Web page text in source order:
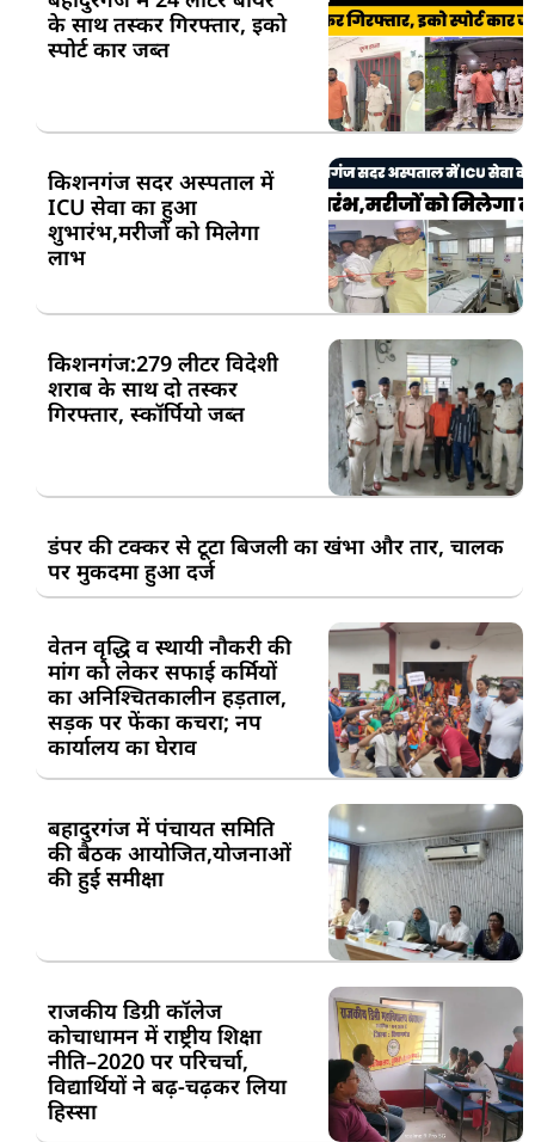
के साथ तस्कर गिरफ्तार, इको
स्पोर्ट कार जब्त
किशनगंज सदर अस्पताल में
ICU सेवा का हुआ
शुभारंभ,मरीजों को मिलेगा
लाभ
किशनगंज:279 लीटर विदेशी
शराब के साथ दो तस्कर
गिरफ्तार, स्कॉर्पियो जब्त
डंपर की टक्कर से टूटा बिजली का खंभा और तार, चालक
पर मुकदमा हुआ दर्ज
वेतन वृद्धि व स्थायी नौकरी की
मांग को लेकर सफाई कर्मियों
का अनिश्चितकालीन हड़ताल,
सड़क पर फेंका कचरा; नप
कार्यालय का घेराव
बहादुरगंज में पंचायत समिति
की बैठक आयोजित,योजनाओं
की हुई समीक्षा
राजकीय डिग्री कॉलेज
कोचाधामन में राष्ट्रीय शिक्षा
नीति–2020 पर परिचर्चा,
विद्यार्थियों ने बढ़-चढ़कर लिया
हिस्सा